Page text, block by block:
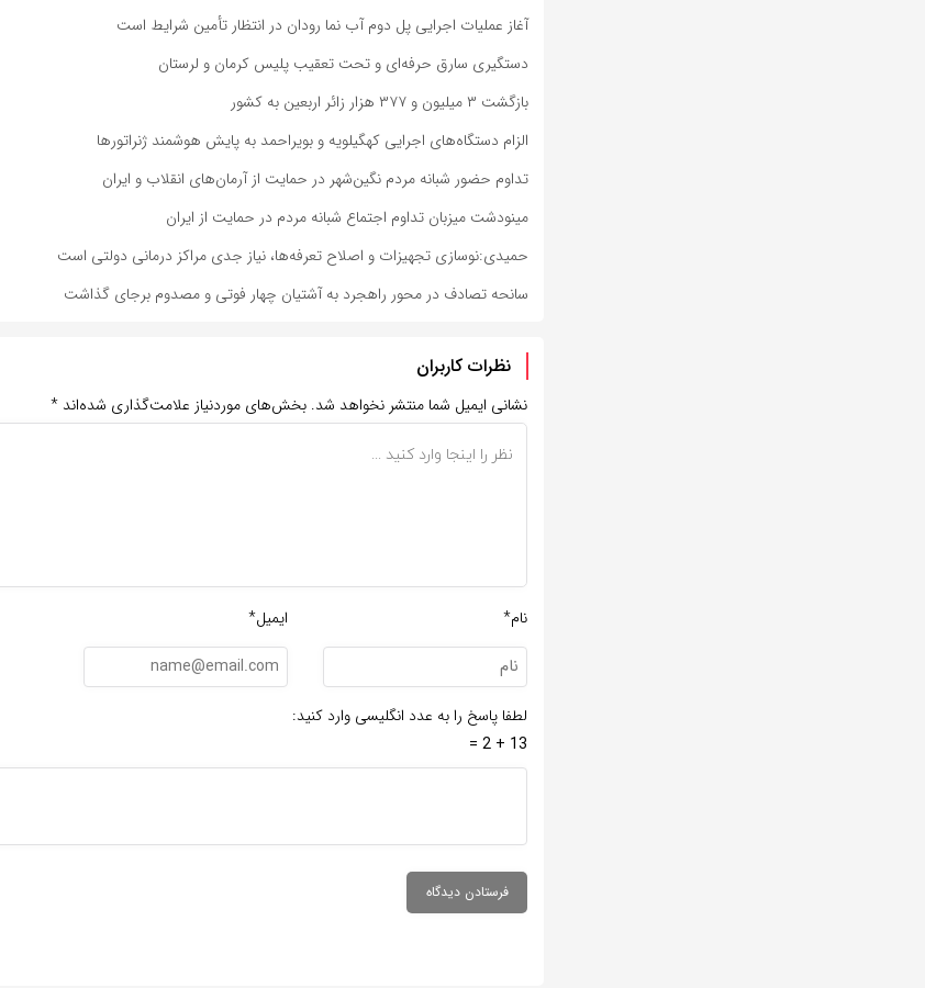
آغاز عملیات اجرایی پل دوم آب نما رودان در انتظار تأمین شرایط است
دستگیری سارق حرفه‌ای و تحت تعقیب پلیس کرمان و لرستان
بازگشت ۳ میلیون و ۳۷۷ هزار زائر اربعین به کشور
الزام دستگاه‌های اجرایی کهگیلویه و بویراحمد به پایش هوشمند ژنراتورها
تداوم حضور شبانه مردم نگین‌شهر در حمایت از آرمان‌های انقلاب و ایران
مینودشت میزبان تداوم اجتماع شبانه مردم در حمایت از ایران
حمیدی:نوسازی تجهیزات و اصلاح تعرفه‌ها، نیاز جدی مراکز درمانی دولتی است
سانحه تصادف در محور راهجرد به آشتیان چهار فوتی و مصدوم برجای گذاشت
نظرات کاربران
نشانی ایمیل شما منتشر نخواهد شد. بخش‌های موردنیاز علامت‌گذاری شده‌اند *
نام* ایمیل*
لطفا پاسخ را به عدد انگلیسی وارد کنید:
13 + 2 =